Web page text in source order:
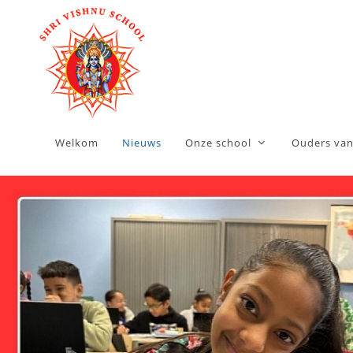
Welkom Nieuws Onze school Ouders